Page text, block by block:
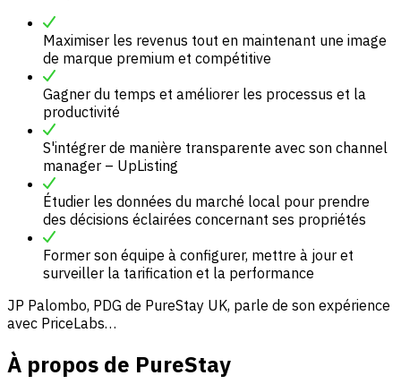
Maximiser les revenus tout en maintenant une image
de marque premium et compétitive
Gagner du temps et améliorer les processus et la
productivité
S'intégrer de manière transparente avec son channel
manager – UpListing
Étudier les données du marché local pour prendre
des décisions éclairées concernant ses propriétés
Former son équipe à configurer, mettre à jour et
surveiller la tarification et la performance
JP Palombo, PDG de PureStay UK, parle de son expérience
avec PriceLabs…
À propos de PureStay